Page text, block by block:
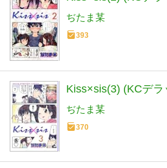
ぢたま某
393
Kiss×sis(3) (KCデラ
ぢたま某
370